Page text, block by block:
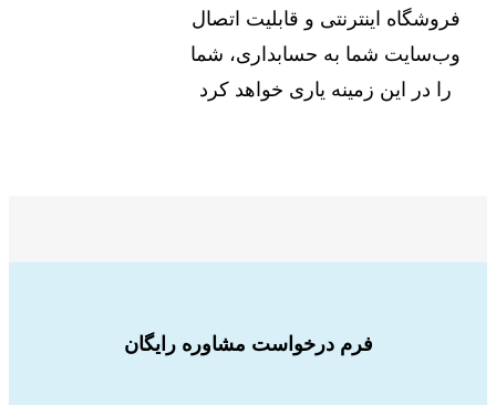
فروشگاه اینترنتی و قابلیت اتصال
وب‌سایت شما به حسابداری، شما
را در این زمینه یاری خواهد کرد
فرم درخواست مشاوره رایگان